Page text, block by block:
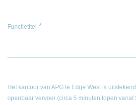
Functietitel *
Het kantoor van APG te Edge West is
openbaar vervoer (circa 5 minuten lopen vanaf